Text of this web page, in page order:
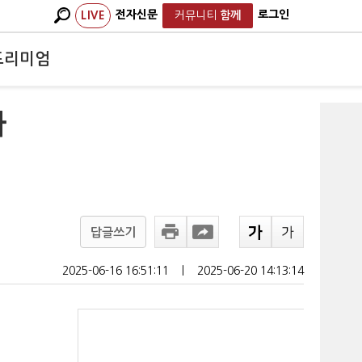
LIVE 전자신문 커뮤니티 함께 로그인
리미엄
답글쓰기
2025-06-16 16:51:11 2025-06-20 14:13:14